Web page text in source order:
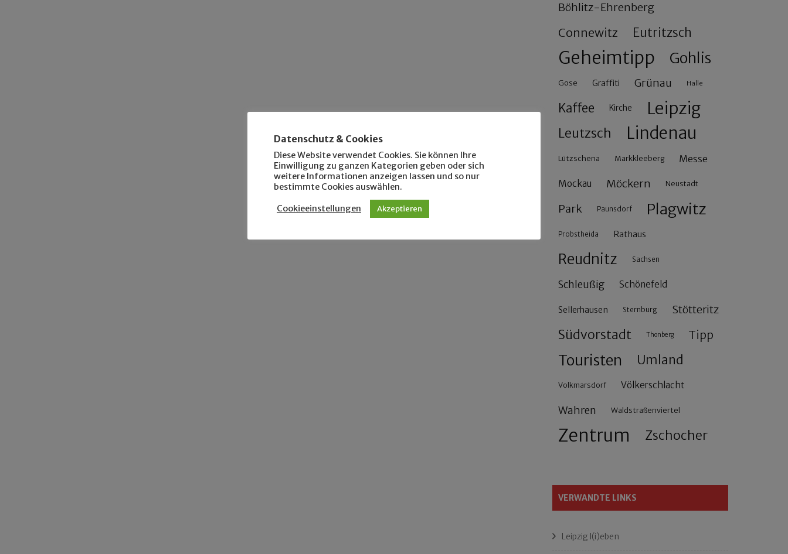
Böhlitz-Ehrenberg
Connewitz Eutritzsch
Geheimtipp Gohlis
Gose Graffiti Grünau Halle
Kaffee Kirche Leipzig
Leutzsch Lindenau
Lützschena Markkleeberg Messe
Mockau Möckern Neustadt
Park Paunsdorf Plagwitz
Probstheida Rathaus
Reudnitz Sachsen
Schleußig Schönefeld
Sellerhausen Sternburg Stötteritz
Südvorstadt Thonberg Tipp
Touristen Umland
Volkmarsdorf Völkerschlacht
Wahren Waldstraßenviertel
Zentrum Zschocher
VERWANDTE LINKS
Leipzig l(i)eben
Datenschutz & Cookies
Diese Website verwendet Cookies. Sie können Ihre
Einwilligung zu ganzen Kategorien geben oder sich
weitere Informationen anzeigen lassen und so nur
bestimmte Cookies auswählen.
Cookieeinstellungen Akzeptieren